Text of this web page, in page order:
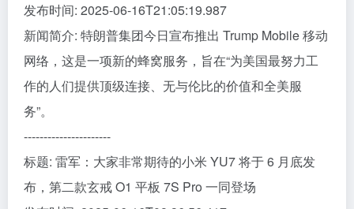
发布时间: 2025-06-16T21:05:19.987
新闻简介: 特朗普集团今日宣布推出 Trump Mobile 移动
网络，这是一项新的蜂窝服务，旨在“为美国最努力工
作的人们提供顶级连接、无与伦比的价值和全美服
务”。
----------------------
标题: 雷军：大家非常期待的小米 YU7 将于 6 月底发
布，第二款玄戒 O1 平板 7S Pro 一同登场